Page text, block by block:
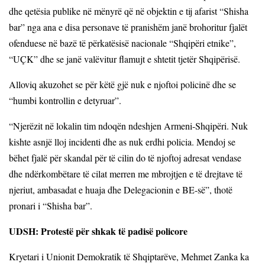
dhe qetësia publike në mënyrë që në objektin e tij afarist “Shisha
bar” nga ana e disa personave të pranishëm janë brohoritur fjalët
ofenduese në bazë të përkatësisë nacionale “Shqipëri etnike”,
“UÇK” dhe se janë valëvitur flamujt e shtetit tjetër Shqipërisë.
Alloviq akuzohet se për këtë gjë nuk e njoftoi policinë dhe se
“humbi kontrollin e detyruar”.
“Njerëzit në lokalin tim ndoqën ndeshjen Armeni-Shqipëri. Nuk
kishte asnjë lloj incidenti dhe as nuk erdhi policia. Mendoj se
bëhet fjalë për skandal për të cilin do të njoftoj adresat vendase
dhe ndërkombëtare të cilat merren me mbrojtjen e të drejtave të
njeriut, ambasadat e huaja dhe Delegacionin e BE-së”, thotë
pronari i “Shisha bar”.
UDSH: Protestë për shkak të padisë policore
Kryetari i Unionit Demokratik të Shqiptarëve, Mehmet Zanka ka